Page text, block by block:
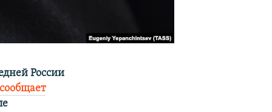
России
сообщает